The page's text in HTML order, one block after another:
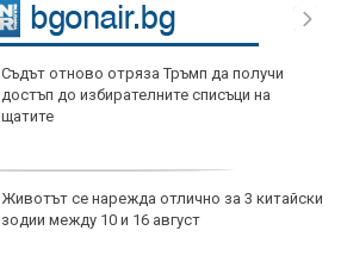
Съдът отново отряза Тръмп да получи
достъп до избирателните списъци на
щатите
Животът се нарежда отлично за 3 китайски
зодии между 10 и 16 август